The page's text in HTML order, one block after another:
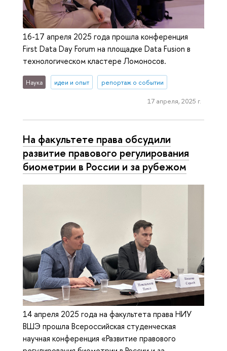
16-17 апреля 2025 года прошла конференция
First Data Day Forum на площадке Data Fusion в
технологическом кластере Ломоносов.
Наука идеи и опыт репортаж о событии
17 апреля, 2025 г.
На факультете права обсудили
развитие правового регулирования
биометрии в России и за рубежом
14 апреля 2025 года на факультета права НИУ
ВШЭ прошла Всероссийская студенческая
научная конференция «Развитие правового